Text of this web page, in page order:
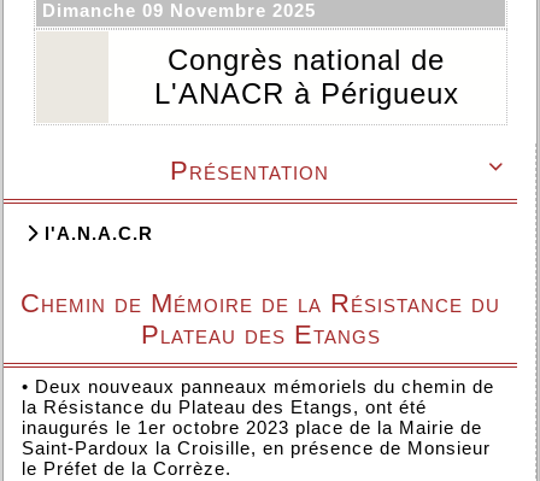

Présentation
l'A.N.A.C.R
Chemin de Mémoire de la Résistance du
Plateau des Etangs
• Deux nouveaux panneaux mémoriels du chemin de
la Résistance du Plateau des Etangs, ont été
inaugurés le 1er octobre 2023 place de la Mairie de
Saint-Pardoux la Croisille, en présence de Monsieur
le Préfet de la Corrèze.
Dimanche 09 Novembre 2025
Congrès national de
L'ANACR à Périgueux